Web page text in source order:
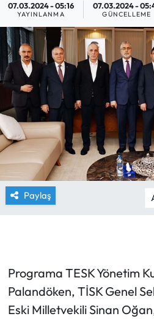
07.03.2024 - 05:16
YAYINLANMA
07.03.2024 -
GÜNCELLEME
Paylaş
Programa TESK Yönetim
Palandöken, TİSK Genel
Eski Milletvekili Sinan